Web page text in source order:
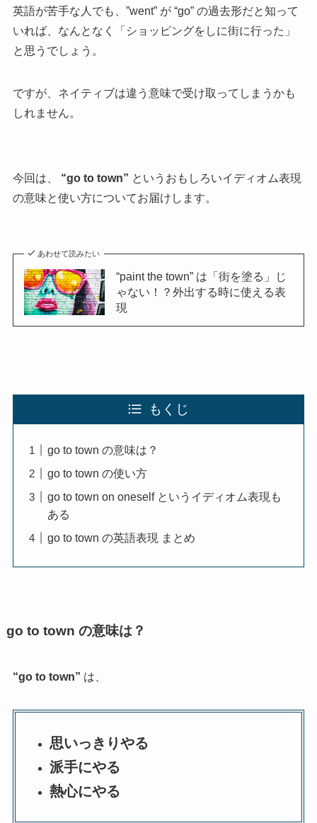
英語が苦手な人でも、”went” が “go” の過去形だと知って
いれば、なんとなく「ショッピングをしに街に行った」
と思うでしょう。
ですが、ネイティブは違う意味で受け取ってしまうかも
しれません。
今回は、 “go to town” というおもしろいイディオム表現
の意味と使い方についてお届けします。
あわせて読みたい
“paint the town” は「街を塗る」じ
ゃない！？外出する時に使える表
現
もくじ
go to town の意味は？
go to town の使い方
go to town on oneself というイディオム表現も
ある
go to town の英語表現 まとめ
go to town の意味は？
“go to town” は、
思いっきりやる
派手にやる
熱心にやる